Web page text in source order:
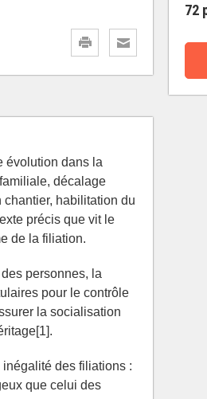
évolution dans la
décalage
habilitation du
précis que vit le
de la filiation.
personnes, la
pour le contrôle
la socialisation
des filiations :
que celui des
72